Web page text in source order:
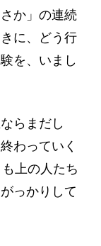
か」の連続
に、どう行
を、いまし
らまだし
わっていく
上の人たち
っかりして